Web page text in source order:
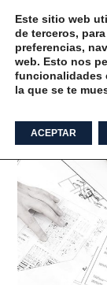
Realidad
Este sitio web
de terceros,
preferencias,
web. Esto nos
funcionalidades
la que se te
ACEPTAR